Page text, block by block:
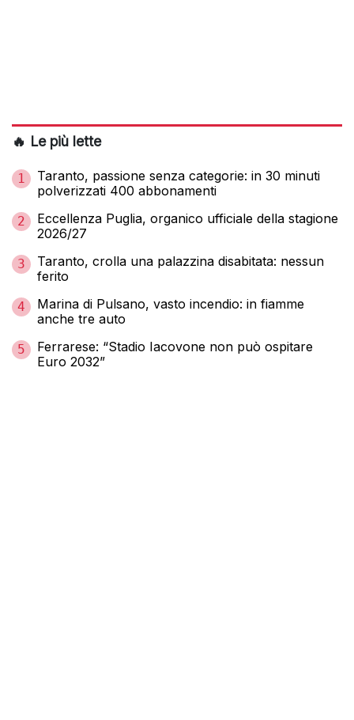
🔥 Le più lette
1
Taranto, passione senza categorie: in 30 minuti
polverizzati 400 abbonamenti
2
Eccellenza Puglia, organico ufficiale della stagione
2026/27
3
Taranto, crolla una palazzina disabitata: nessun
ferito
4
Marina di Pulsano, vasto incendio: in fiamme
anche tre auto
5
Ferrarese: “Stadio Iacovone non può ospitare
Euro 2032”